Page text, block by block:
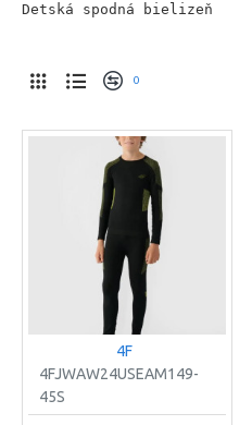
Detská spodná bielizeň
0
4F
4FJWAW24USEAM149-
45S